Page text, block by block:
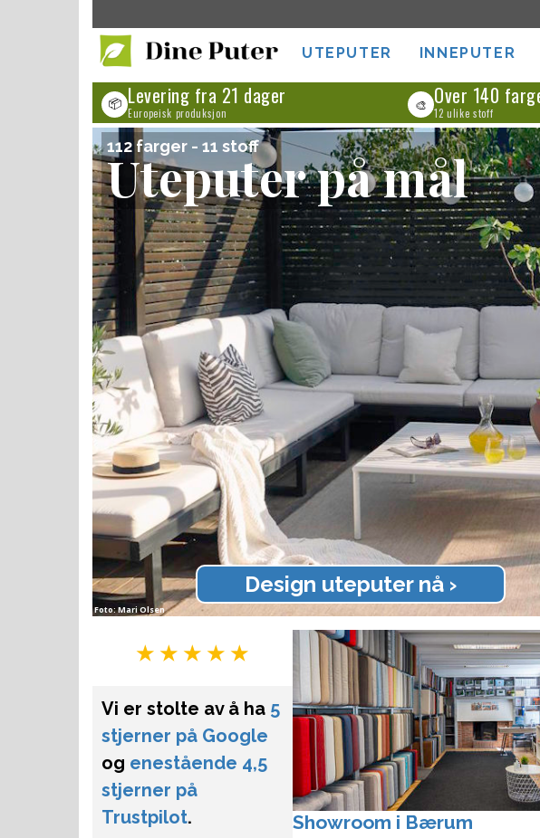
UTEPUTER INNEPUTER
📦 Levering fra 21 dager
Europeisk produksjon 🎨 Over 140
12 ulike stoff
112 farger - 11 stoff
Uteputer på mål
Design uteputer nå ›
Foto: Mari Olsen
★ ★ ★ ★ ★
Vi er stolte av å ha 5
stjerner på Google
og enestående 4,5
stjerner på
Trustpilot. Showroom i Bærum